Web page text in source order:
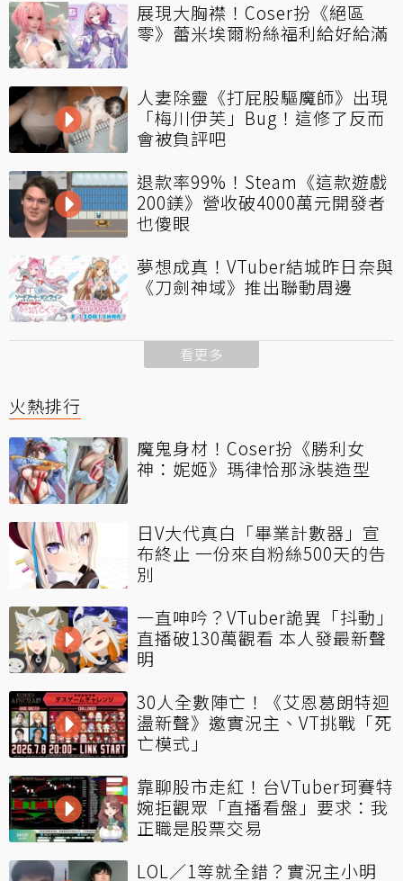
展現大胸襟！Coser扮《絕區
零》蕾米埃爾粉絲福利給好給滿
人妻除靈《打屁股驅魔師》出現
「梅川伊芙」Bug！這修了反而
會被負評吧
退款率99%！Steam《這款遊戲
200鎂》營收破4000萬元開發者
也傻眼
夢想成真！VTuber結城昨日奈與
《刀劍神域》推出聯動周邊
看更多
火熱排行
魔鬼身材！Coser扮《勝利女
神：妮姬》瑪律恰那泳裝造型
日V大代真白「畢業計數器」宣
布終止 一份來自粉絲500天的告
別
一直呻吟？VTuber詭異「抖動」
直播破130萬觀看 本人發最新聲
明
30人全數陣亡！《艾恩葛朗特迴
盪新聲》邀實況主、VT挑戰「死
亡模式」
靠聊股市走紅！台VTuber珂賽特
婉拒觀眾「直播看盤」要求：我
正職是股票交易
LOL／1等就全錯？實況主小明